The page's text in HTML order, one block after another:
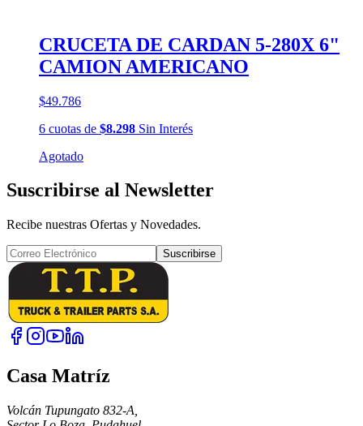
CRUCETA DE CARDAN 5-280X 6"
CAMION AMERICANO
$49.786
6 cuotas de $8.298 Sin Interés
Agotado
Suscribirse al Newsletter
Recibe nuestras Ofertas y Novedades.
Suscribirse
Casa Matríz
Volcán Tupungato 832-A,